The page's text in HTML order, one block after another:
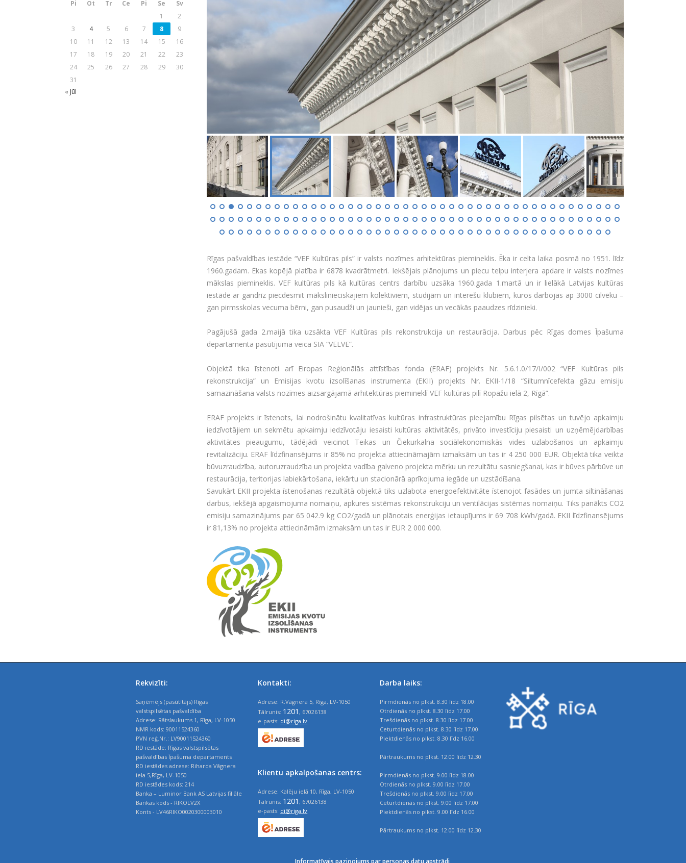
Pi Ot Tr Ce Pi Se
Sv
1
2
3
4 5 6 7 8
9
10
11 12 13 14 15
16
17
18 19 20 21 22
23
24
25 26 27 28 29
30
31
« Jūl
Rīgas pašvaldības iestāde “VEF Kultūras pils” ir valsts nozīmes arhitektūras piemineklis. Ēka ir celta laika posmā no 1951. līdz
1960.gadam. Ēkas kopējā platība ir 6878 kvadrātmetri. Iekšējais plānojums un piecu telpu interjera apdare ir valsts nozīmes
mākslas piemineklis. VEF kultūras pils kā kultūras centrs darbību uzsāka 1960.gada 1.martā un ir lielākā Latvijas kultūras
iestāde ar gandrīz piecdesmit mākslinieciskajiem kolektīviem, studijām un interešu klubiem, kuros darbojas ap 3000 cilvēku –
gan pirmsskolas vecuma bērni, gan pusaudži un jaunieši, gan vidējas un vecākās paaudzes rīdzinieki.
Pagājušā gada 2.maijā tika uzsākta VEF Kultūras pils rekonstrukcija un restaurācija. Darbus pēc Rīgas domes Īpašuma
departamenta pasūtījuma veica SIA “VELVE”.
Objektā tika īstenoti arī Eiropas Reģionālās attīstības fonda (ERAF) projekts Nr. 5.6.1.0/17/I/002 “VEF Kultūras pils
rekonstrukcija” un Emisijas kvotu izsolīšanas instrumenta (EKII) projekts Nr. EKII-1/18 “Siltumnīcefekta gāzu emisiju
samazināšana valsts nozīmes aizsargājamā arhitektūras piemineklī VEF kultūras pilī Ropažu ielā 2, Rīgā”.
ERAF projekts ir īstenots, lai nodrošinātu kvalitatīvas kultūras infrastruktūras pieejamību Rīgas pilsētas un tuvējo apkaimju
iedzīvotājiem un sekmētu apkaimju iedzīvotāju iesaisti kultūras aktivitātēs, privāto investīciju piesaisti un uzņēmējdarbības
aktivitātes pieaugumu, tādējādi veicinot Teikas un Čiekurkalna sociālekonomiskās vides uzlabošanos un apkaimju
revitalizāciju. ERAF līdzfinansējums ir 85% no projekta attiecināmajām izmaksām un tas ir 4 250 000 EUR. Objektā tika veikta
būvuzraudzība, autoruzraudzība un projekta vadība galveno projekta mērķu un rezultātu sasniegšanai, kas ir būves pārbūve un
restaurācija, teritorijas labiekārtošana, iekārtu un stacionārā aprīkojuma iegāde un uzstādīšana.
Savukārt EKII projekta īstenošanas rezultātā objektā tiks uzlabota energoefektivitāte īstenojot fasādes un jumta siltināšanas
darbus, iekšējā apgaismojuma nomaiņu, apkures sistēmas rekonstrukciju un ventilācijas sistēmas nomaiņu. Tiks panākts CO2
emisiju samazinājums par 65 042.9 kg CO2/gadā un plānotais enerģijas ietaupījums ir 69 708 kWh/gadā. EKII līdzfinansējums
ir 81,13% no projekta attiecināmām izmaksām un tas ir EUR 2 000 000.
Rekvizīti:
Saņēmējs (pasūtītājs) Rīgas
valstspilsētas pašvaldība
Adrese: Rātslaukums 1, Rīga, LV-1050
NMR kods: 90011524360
PVN reģ.Nr.: LV90011524360
RD iestāde: Rīgas valstspilsētas
pašvaldības Īpašuma departaments
RD iestādes adrese: Riharda Vāgnera
iela 5,Rīga, LV-1050
RD iestādes kods: 214
Banka – Luminor Bank AS Latvijas filiāle
Bankas kods - RIKOLV2X
Konts - LV46RIKO0020300003010
Kontakti:
Adrese: R.Vāgnera 5, Rīga, LV-1050
Tālrunis: 1201, 67026138
e-pasts: di@riga.lv
Klientu apkalpošanas centrs:
Adrese: Kalēju ielā 10, Rīga, LV-1050
Tālrunis: 1201, 67026138
e-pasts: di@riga.lv
Darba laiks:
Pirmdienās no plkst. 8.30 līdz 18.00
Otrdienās no plkst. 8.30 līdz 17.00
Trešdienās no plkst. 8.30 līdz 17.00
Ceturtdienās no plkst. 8.30 līdz 17.00
Piektdienās no plkst. 8.30 līdz 16.00
Pārtraukums no plkst. 12.00 līdz 12.30
Pirmdienās no plkst. 9.00 līdz 18.00
Otrdienās no plkst. 9.00 līdz 17.00
Trešdienās no plkst. 9.00 līdz 17.00
Ceturtdienās no plkst. 9.00 līdz 17.00
Piektdienās no plkst. 9.00 līdz 16.00
Pārtraukums no plkst. 12.00 līdz 12.30